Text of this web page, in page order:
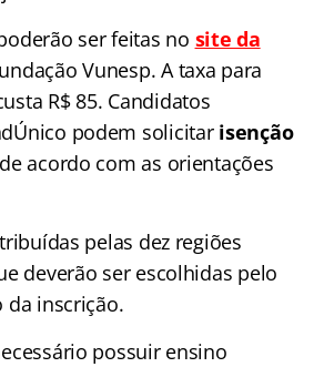
ser feitas no site da
Vunesp. A taxa para
R$ 85. Candidatos
podem solicitarisenção
acordo com as orientações
pelas dez regiões
deverão ser escolhidas pelo
da inscrição.
possuir ensino